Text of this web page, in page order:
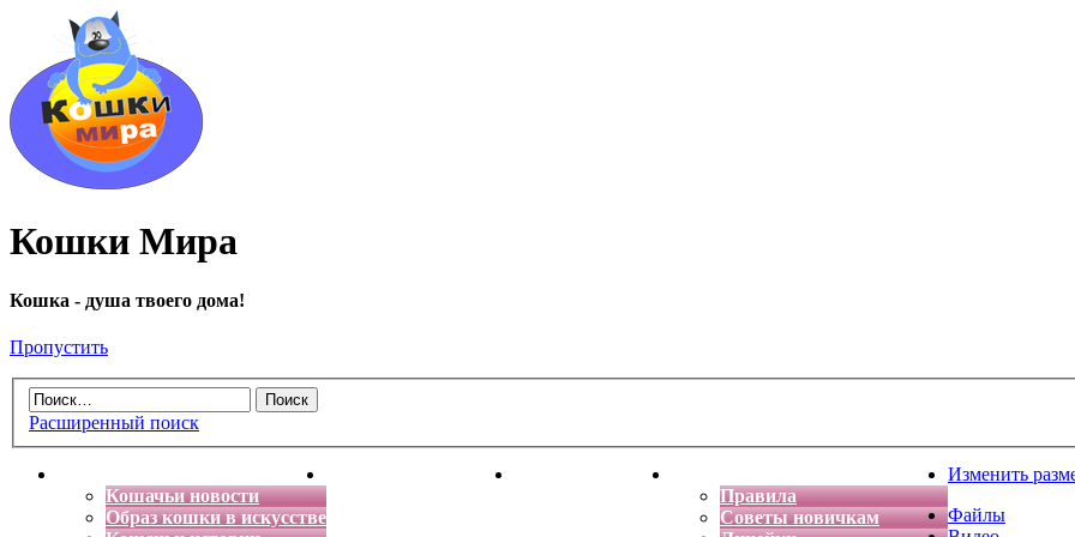
Кошки Мира
Кошка - душа твоего дома!
Пропустить
Расширенный поиск
Кошачьи новости
Образ кошки в искусстве
Энциклопедия кошек Детская фантазия
Правила
Советы новичкам
Изменить
Файлы